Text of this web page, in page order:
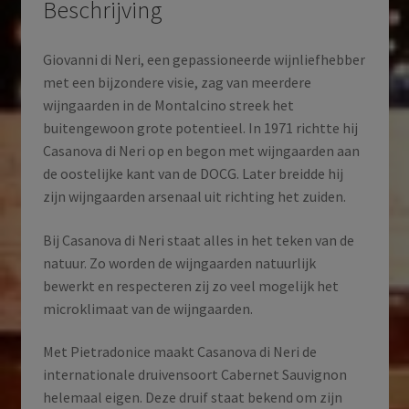
Beschrijving
Giovanni di Neri, een gepassioneerde wijnliefhebber
met een bijzondere visie, zag van meerdere
wijngaarden in de Montalcino streek het
buitengewoon grote potentieel. In 1971 richtte hij
Casanova di Neri op en begon met wijngaarden aan
de oostelijke kant van de DOCG. Later breidde hij
zijn wijngaarden arsenaal uit richting het zuiden.
Bij Casanova di Neri staat alles in het teken van de
natuur. Zo worden de wijngaarden natuurlijk
bewerkt en respecteren zij zo veel mogelijk het
microklimaat van de wijngaarden.
Met Pietradonice maakt Casanova di Neri de
internationale druivensoort Cabernet Sauvignon
helemaal eigen. Deze druif staat bekend om zijn